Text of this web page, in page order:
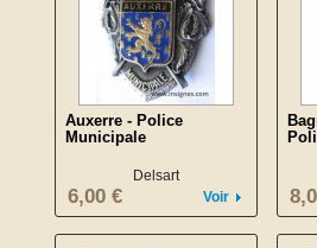
Auxerre - Police
Municipale
Voir
Delsart
6,00 €